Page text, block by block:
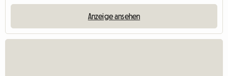
Anzeige ansehen